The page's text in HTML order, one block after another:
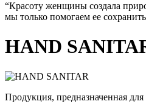
“Красоту женщины создала
мы только помогаем ее
HAND
Продукция, предназначенная